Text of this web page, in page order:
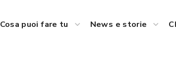
Cosa puoi fare tu News e storie